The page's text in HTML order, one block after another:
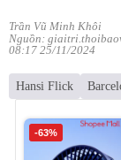
Trần Vũ Minh Khôi
Nguồn:
08:17 25/11/2024
Hansi Flick
-63%